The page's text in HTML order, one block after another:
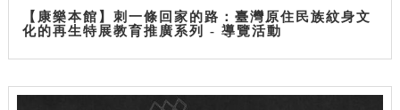
【康樂本館】刺一條回家的路：臺灣原住民族紋身文
化的再生特展教育推廣系列 - 導覽活動